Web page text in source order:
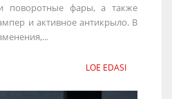
и поворотные фары, а также
и активное антикрыло. В
LOE EDASI